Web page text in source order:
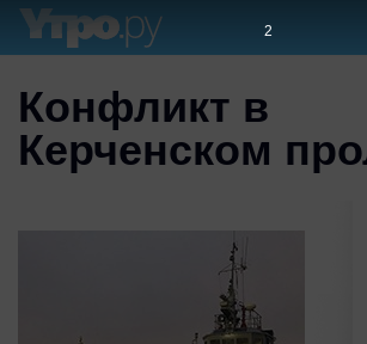
Конфликт в
Керченском
1